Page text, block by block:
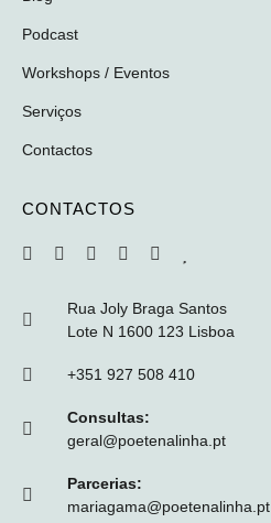
Podcast
Workshops / Eventos
Serviços
Contactos
CONTACTOS
Rua Joly Braga Santos
Lote N 1600 123 Lisboa
+351 927 508 410
Consultas:
geral@poetenalinha.pt
Parcerias:
mariagama@poetenalinha.pt